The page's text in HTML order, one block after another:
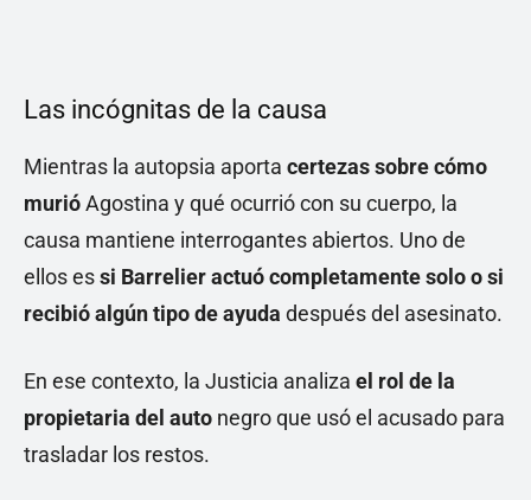
Las incógnitas de la causa
Mientras la autopsia aporta certezas sobre cómo
murióAgostina y qué ocurrió con su cuerpo, la
causa mantiene interrogantes abiertos. Uno de
ellos essi Barrelier actuó completamente solo o si
recibió algún tipo de ayuda después del asesinato.
En ese contexto, la Justicia analiza el rol de la
propietaria del auto negro que usó el acusado para
trasladar los restos.